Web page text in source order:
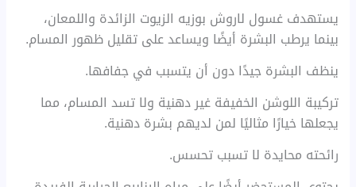
يستهدف غسول لاروش بوزيه الزيوت الزائدة واللمعان،
بينما يرطب البشرة أيضًا ويساعد على تقليل ظهور المسام.
ينظف البشرة جيدًا دون أن يتسبب في جفافها.
تركيبة اللوشن الخفيفة غير دهنية ولا تسد المسام، مما
يجعلها خيارًا مثاليًا لمن لديهم بشرة دهنية.
رائحته محايدة لا تسبب تحسس.